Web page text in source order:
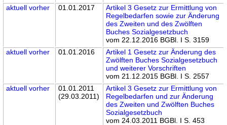
aktuell vorher 01.01.2017
Artikel 3 Gesetz zur Ermittlung von
Regelbedarfen sowie zur Änderung
des Zweiten und des Zwölften
Buches Sozialgesetzbuch
vom 22.12.2016 BGBl. I S. 3159
aktuell vorher 01.01.2016
Artikel 1 Gesetz zur Änderung des
Zwölften Buches Sozialgesetzbuch
und weiterer Vorschriften
vom 21.12.2015 BGBl. I S. 2557
aktuell vorher
01.01.2011
(29.03.2011)
Artikel 3 Gesetz zur Ermittlung von
Regelbedarfen und zur Änderung
des Zweiten und Zwölften Buches
Sozialgesetzbuch
vom 24.03.2011 BGBl. I S. 453